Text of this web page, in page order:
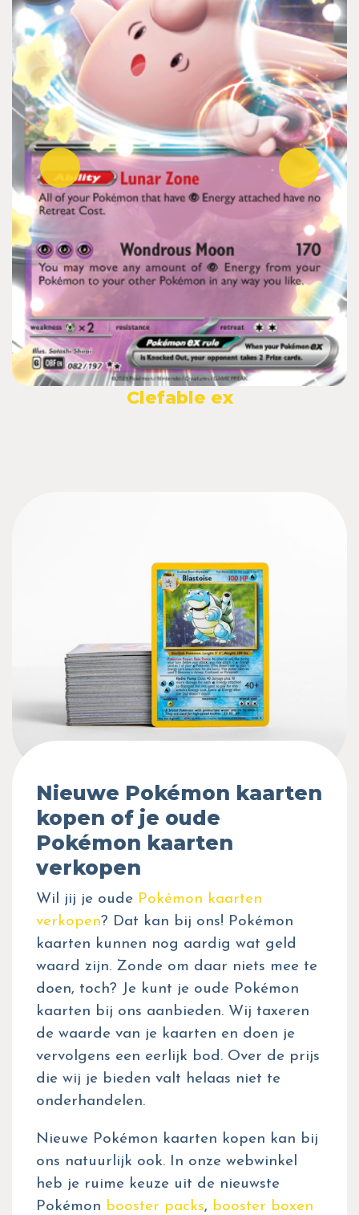
Clefable ex
Nieuwe Pokémon kaarten
kopen of je oude
Pokémon kaarten
verkopen
Wil jij je oude Pokémon kaarten
verkopen? Dat kan bij ons! Pokémon
kaarten kunnen nog aardig wat geld
waard zijn. Zonde om daar niets mee te
doen, toch? Je kunt je oude Pokémon
kaarten bij ons aanbieden. Wij taxeren
de waarde van je kaarten en doen je
vervolgens een eerlijk bod. Over de prijs
die wij je bieden valt helaas niet te
onderhandelen.
Nieuwe Pokémon kaarten kopen kan bij
ons natuurlijk ook. In onze webwinkel
heb je ruime keuze uit de nieuwste
Pokémon booster packs, booster boxen